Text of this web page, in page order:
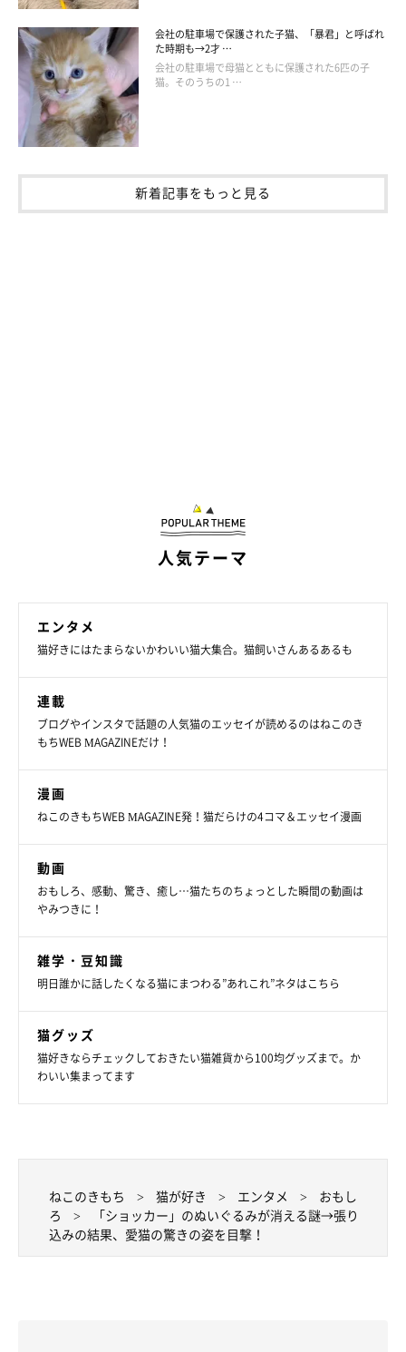
あるときは、下から狙うことも
なぜか、ショッカーが大好きだというひじきちゃん。別の投稿で
下からショッカーを狙う姿も！ジャンプ力がすごいひじき
ひじきちゃんたちの日常はTwitterで！
会社の駐車場で保護された子猫、「暴君」と呼ばれ
た時期も→2才 …
会社の駐車場で母猫とともに保護された6匹の子
猫。そのうちの1 …
新着記事をもっと見る
人気テーマ
エンタメ
猫好きにはたまらないかわいい猫大集合。猫飼いさんあるあるも
連載
ブログやインスタで話題の人気猫のエッセイが読めるのはねこのき
もちWEB MAGAZINEだけ！
漫画
ねこのきもちWEB MAGAZINE発！猫だらけの4コマ＆エッセイ漫画
動画
おもしろ、感動、驚き、癒し…猫たちのちょっとした瞬間の動画は
やみつきに！
雑学・豆知識
明日誰かに話したくなる猫にまつわる”あれこれ”ネタはこちら
猫グッズ
猫好きならチェックしておきたい猫雑貨から100均グッズまで。か
わいい集まってます
ねこのきもち 猫が好き エンタメ
おもし
ろ
「ショッカー」のぬいぐるみが消える謎→張り
込みの結果、愛猫の驚きの姿を目撃！